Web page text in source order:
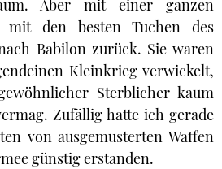
Aber mit einer ganzen
mit den besten Tuchen des
Babilon zurück. Sie waren
Kleinkrieg verwickelt,
Sterblicher kaum
Zufällig hatte ich gerade
von ausgemusterten Waffen
günstig erstanden.